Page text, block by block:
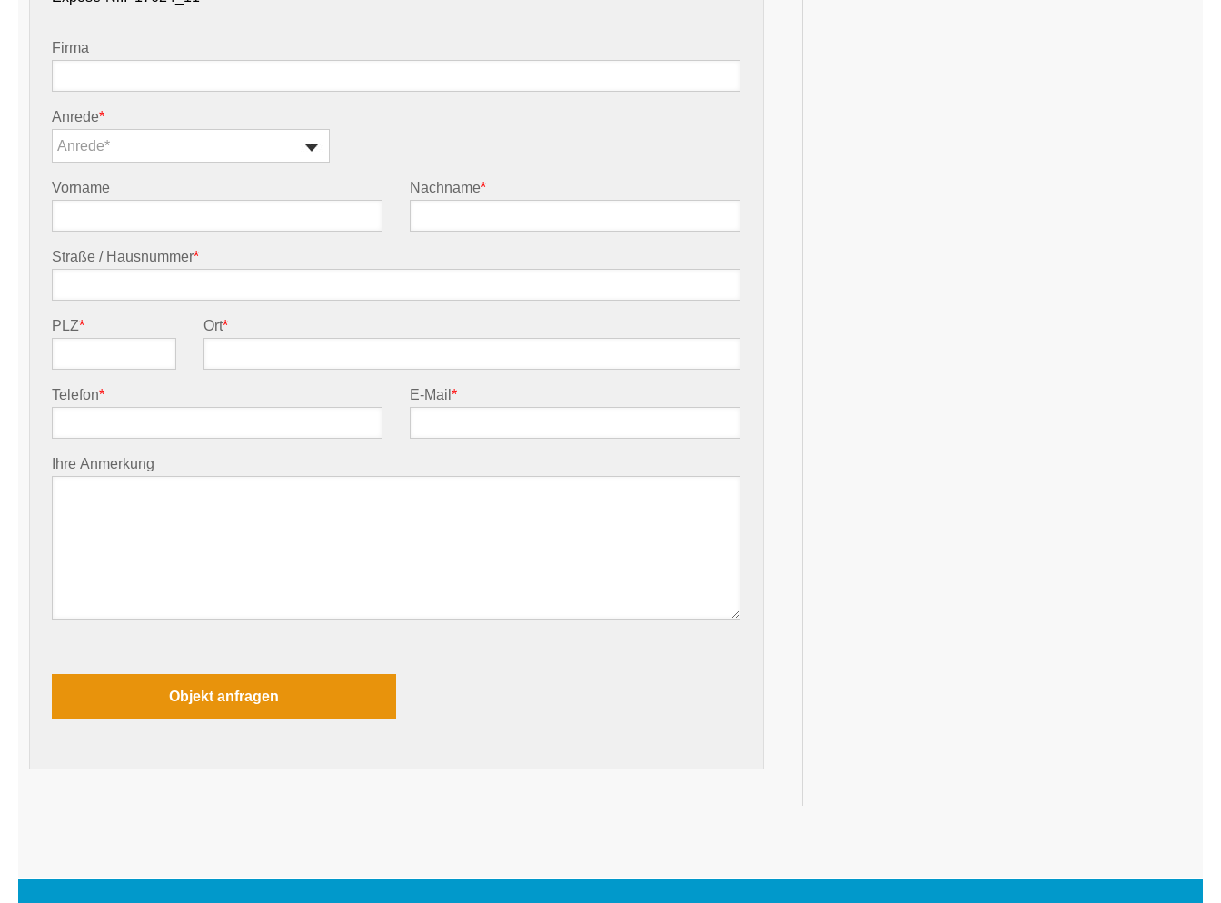
Firma
Anrede*
Anrede*
Vorname Nachname*
Straße / Hausnummer*
PLZ* Ort*
Telefon* E-Mail*
Ihre Anmerkung